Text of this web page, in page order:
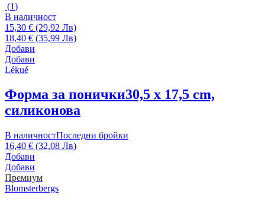
(1)
В наличност
15,30 € (29,92 Лв)
18,40 € (35,99 Лв)
Добави
Добави
Lékué
Форма за понички30,5 x 17,5 cm,
силиконова
В наличностПоследни бройки
16,40 € (32,08 Лв)
Добави
Добави
Премиум
Blomsterbergs